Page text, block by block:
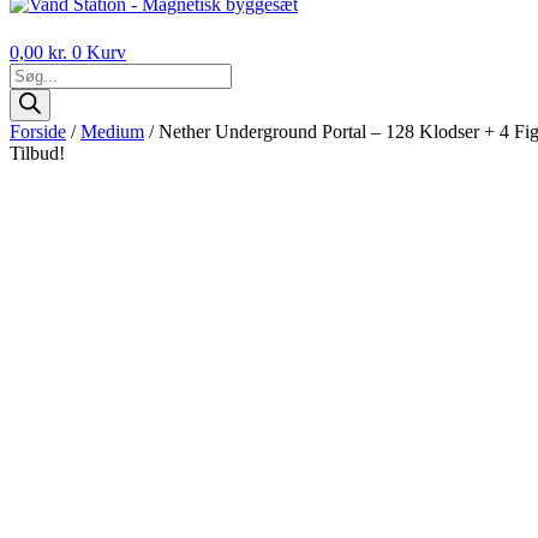
0,00 kr. 0 Kurv
Products
search
Forside /Medium / Nether Underground Portal – 128 Klodser + 4
Tilbud!